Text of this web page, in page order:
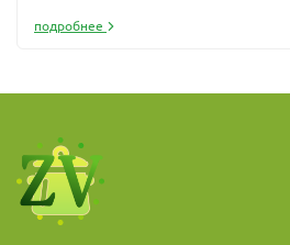
подробнее